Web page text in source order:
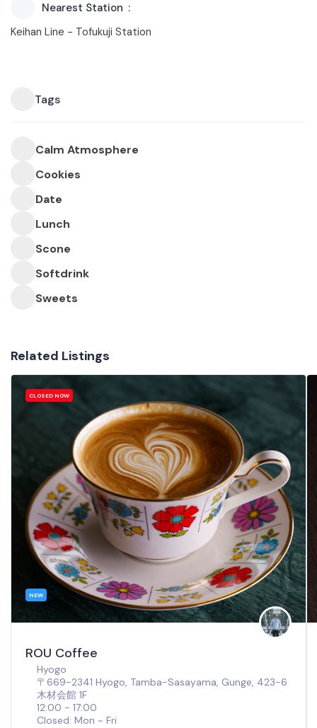
Nearest Station
Keihan Line - Tofukuji Station
Tags
Calm Atmosphere
Cookies
Date
Lunch
Scone
Softdrink
Sweets
Related Listings
CLOSED NOW
NEW
ROU Coffee
Hyogo
〒669-2341 Hyogo, Tamba-Sasayama, Gunge, 423-6
木材会館 1F
12:00 - 17:00
Closed: Mon ~ Fri